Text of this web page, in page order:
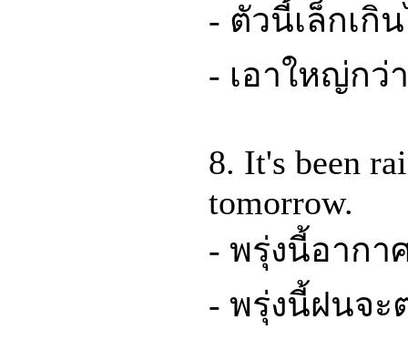
- ตัวนี้เล็กเกิ
- เอาใหญ่กว่
8. It's been
tomorrow.
- พรุ่งนี้อากา
- พรุ่งนี้ฝนจะ